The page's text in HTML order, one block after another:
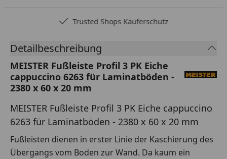
Trusted Shops Käuferschutz
Detailbeschreibung
MEISTER Fußleiste Profil 3 PK Eiche
cappuccino 6263 für Laminatböden -
2380 x 60 x 20 mm
MEISTER Fußleiste Profil 3 PK Eiche cappuccino
6263 für Laminatböden - 2380 x 60 x 20 mm
Fußleisten dienen in erster Linie der Kaschierung des
Übergangs vom Boden zur Wand. Da kaum ein